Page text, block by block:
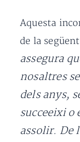
Aquesta
de la
assegura
nosaltres
dels anys,
succeeixi o
assolir. De